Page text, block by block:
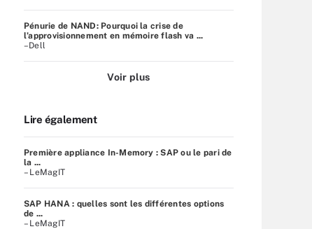
Pénurie de NAND: Pourquoi la crise de
l’approvisionnement en mémoire flash va ...
–Dell
Voir plus
Lire également
Première appliance In-Memory : SAP ou le pari de
la ...
– LeMagIT
SAP HANA : quelles sont les différentes options
de ...
– LeMagIT